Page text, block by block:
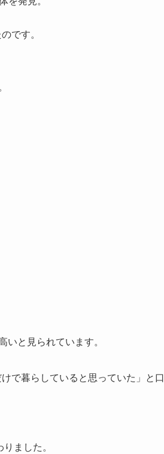
です。
いと見られています。
で暮らしていると思っていた」と口
ました。